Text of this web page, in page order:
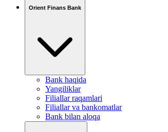
Orient Finans Bank
Bank haqida
Yangiliklar
Filiallar raqamlari
Filiallar va bankomatlar
Bank bilan aloqa